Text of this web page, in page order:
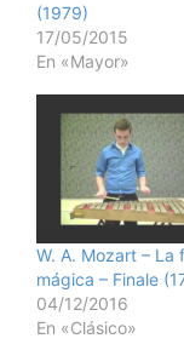
(1979)
17/05/2015
En «Mayor»
W. A. Mozart – La
mágica – Finale
04/12/2016
En «Clásico»